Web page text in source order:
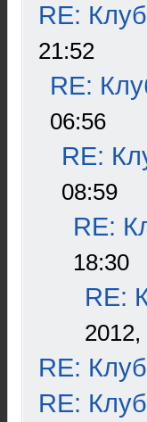
RE:
21:52
RE:
06:56
RE:
08:59
RE:
18:30
RE:
RE:
RE: